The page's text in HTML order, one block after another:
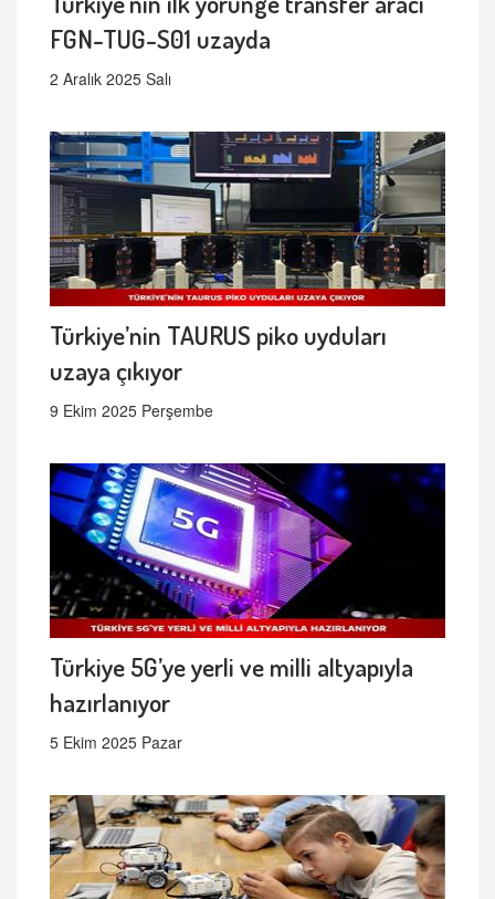
FGN-TUG-S01 uzayda
2 Aralık 2025 Salı
Türkiye’nin TAURUS piko uyduları
uzaya çıkıyor
9 Ekim 2025 Perşembe
Türkiye 5G’ye yerli ve milli altyapıyla
hazırlanıyor
5 Ekim 2025 Pazar